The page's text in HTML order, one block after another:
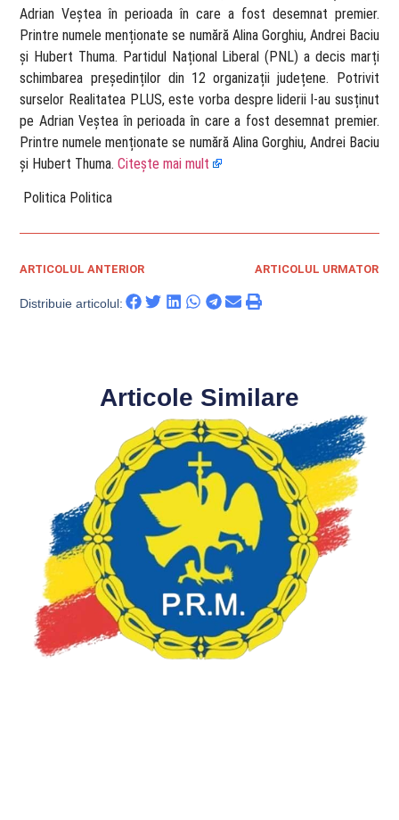
Adrian Veștea în perioada în care a fost desemnat premier.
Printre numele menționate se numără Alina Gorghiu, Andrei Baciu
și Hubert Thuma. Partidul Național Liberal (PNL) a decis marți
schimbarea președinților din 12 organizații județene. Potrivit
surselor Realitatea PLUS, este vorba despre liderii l-au susținut
pe Adrian Veștea în perioada în care a fost desemnat premier.
Printre numele menționate se numără Alina Gorghiu, Andrei Baciu
și Hubert Thuma.Citește mai mult
​ Politica Politica
ARTICOLUL ANTERIOR ARTICOLUL URMATOR
Distribuie articolul:
Articole Similare